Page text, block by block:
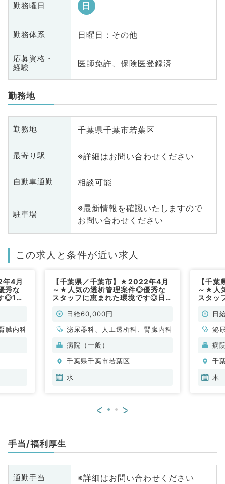
勤務曜日 日
勤務体系 日曜日 : その他
応募資格・
経験
医師免許、保険医登録済
勤務地
勤務地 千葉県千葉市若葉区
最寄り駅 ※詳細はお問い合わせください
自動車通勤 相談可能
駐車場
※最新情報を確認いたしますので
お問い合わせください
この求人と条件が近い求人
4月
秀な
◎1ク
臓内科
【千葉県／千葉市】★2022年4月
～★人気の透析管理案件◎優秀な
スタッフに恵まれた環境です◎日給
門医お持ちの先生歓迎（人工透析科
日給60,000円
泌尿器科、人工透析科、腎臓内科
病院（一般）
千葉県千葉市若葉区
水
【千
～★人
スタッ
門医日
泌
病
千
木
< >
手当/福利厚生
通勤手当 ※詳細はお問い合わせください